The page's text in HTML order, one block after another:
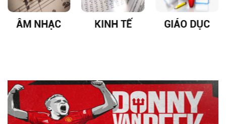
ÂM NHẠC KINH TẾ GIÁO DỤC